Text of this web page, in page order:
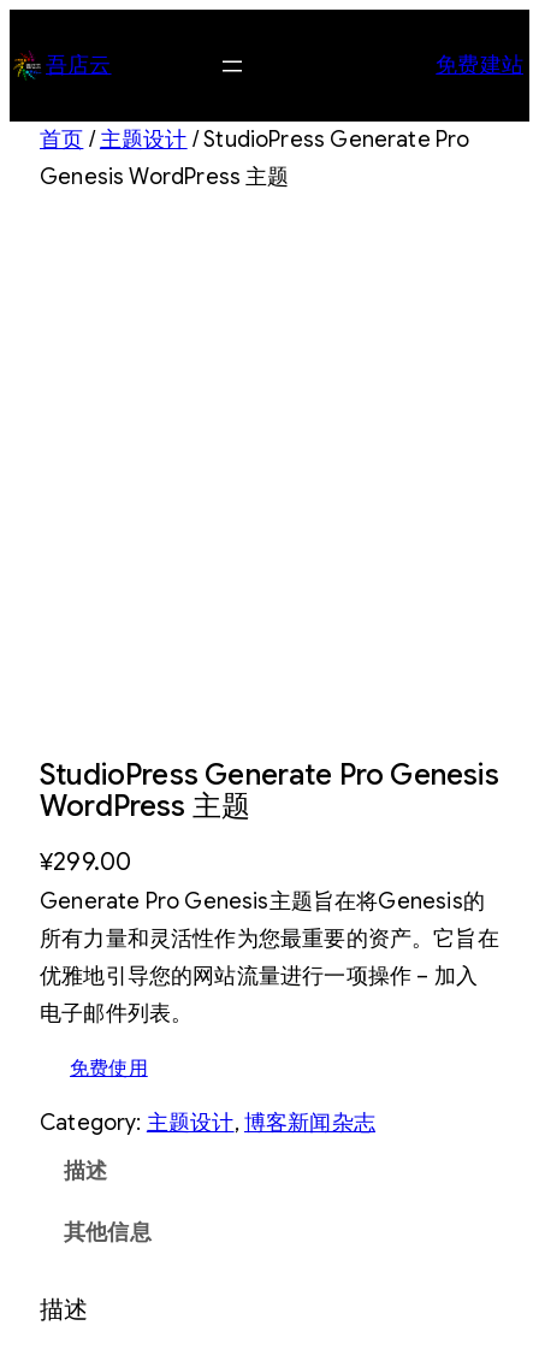
至 吾店云 免费建站
首页 /主题设计 / StudioPress Generate Pro
Genesis WordPress 主题
StudioPress Generate Pro Genesis
WordPress 主题
¥299.00
Generate Pro Genesis主题旨在将Genesis的
所有力量和灵活性作为您最重要的资产。它旨在
优雅地引导您的网站流量进行一项操作 – 加入
电子邮件列表。
免费使用
Category: 主题设计, 博客新闻杂志
描述
其他信息
描述